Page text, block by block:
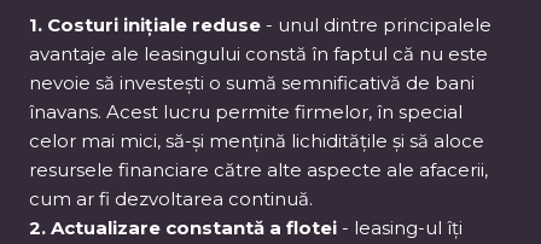
1. Costuri inițiale reduse - unul dintre principalele
avantaje ale leasingului constă în faptul că nu este
nevoie să investești o sumă semnificativă de bani
înavans. Acest lucru permite firmelor, în special
celor mai mici, să-și mențină lichiditățile și să aloce
resursele financiare către alte aspecte ale afacerii,
cum ar fi dezvoltarea continuă.
2. Actualizare constantă a flotei - leasing-ul îți